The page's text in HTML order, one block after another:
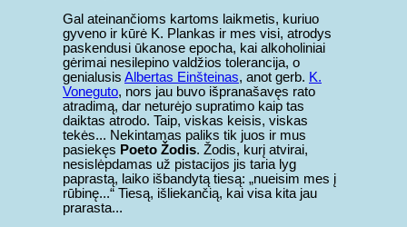
Gal ateinančioms kartoms laikmetis, kuriuo
gyveno ir kūrė K. Plankas ir mes visi, atrodys
paskendusi ūkanose epocha, kai alkoholiniai
gėrimai nesilepino valdžios tolerancija, o
genialusis Albertas Einšteinas, anot gerb. K.
Voneguto, nors jau buvo išpranašavęs rato
atradimą, dar neturėjo supratimo kaip tas
daiktas atrodo. Taip, viskas keisis, viskas
tekės... Nekintamas paliks tik juos ir mus
pasiekęs Poeto Žodis. Žodis, kurį atvirai,
nesislėpdamas už pistacijos jis taria lyg
paprastą, laiko išbandytą tiesą: „nueisim mes į
rūbinę...“ Tiesą, išliekančią, kai visa kita jau
prarasta...